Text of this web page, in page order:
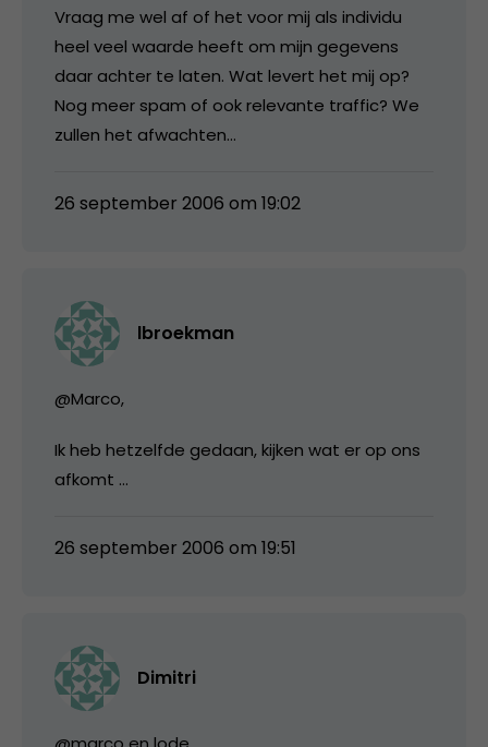
Vraag me wel af of het voor mij als individu
heel veel waarde heeft om mijn gegevens
daar achter te laten. Wat levert het mij op?
Nog meer spam of ook relevante traffic? We
zullen het afwachten…
26 september 2006 om 19:02
lbroekman
@Marco,
Ik heb hetzelfde gedaan, kijken wat er op ons
afkomt …
26 september 2006 om 19:51
Dimitri